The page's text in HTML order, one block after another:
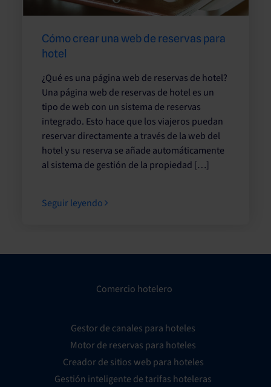
Cómo crear una web de reservas para
hotel
¿Qué es una página web de reservas de hotel?
Una página web de reservas de hotel es un
tipo de web con un sistema de reservas
integrado. Esto hace que los viajeros puedan
reservar directamente a través de la web del
hotel y su reserva se añade automáticamente
al sistema de gestión de la propiedad […]
Seguir leyendo
Comercio hotelero
Gestor de canales para hoteles
Motor de reservas para hoteles
Creador de sitios web para hoteles
Gestión inteligente de tarifas hoteleras